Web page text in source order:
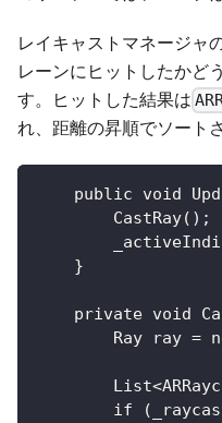
レイキャストマネージャ
レーンにヒットしたかど
す。ヒットした結果は
れ、距離の昇順でソート
public void
        CastRay();
    }
private void
Ray ray =
if